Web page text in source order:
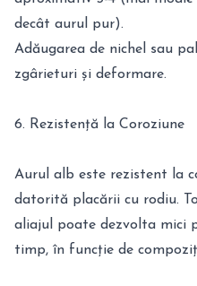
decât aurul pur).
Adăugarea de nichel sau
zgârieturi și deformare.
6. Rezistență la Coroziune
Aurul alb este rezistent la
datorită placării cu rodiu.
aliajul poate dezvolta mici
timp, în funcție de